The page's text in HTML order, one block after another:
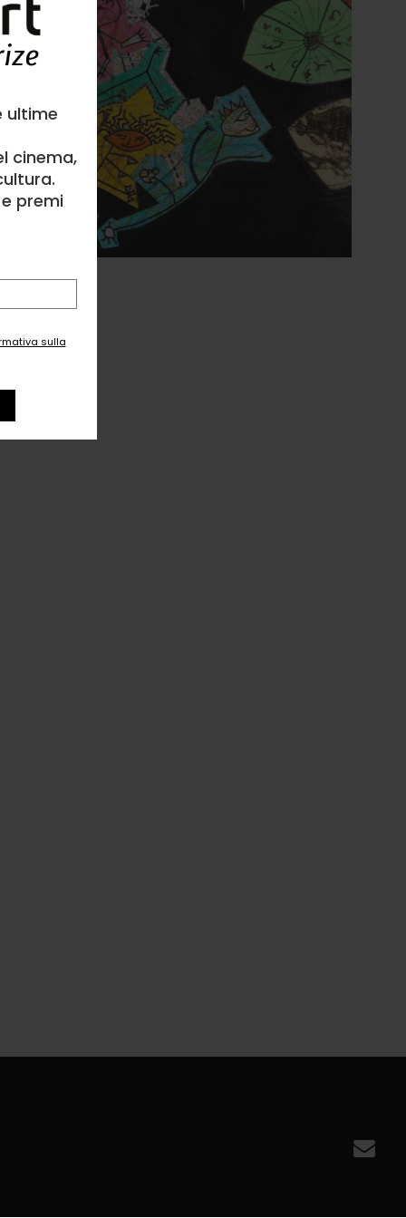
ultime
cinema,
premi
sulla